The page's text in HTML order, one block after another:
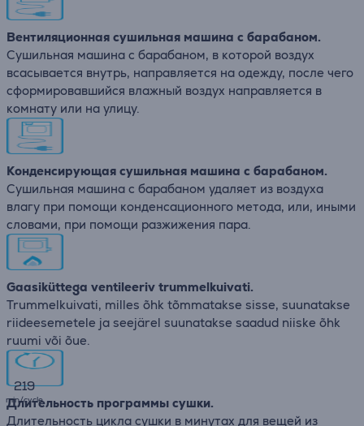
Вентиляционная сушильная машина с барабаном.
Сушильная машина с барабаном, в которой воздух
всасывается внутрь, направляется на одежду, после чего
сформировавшийся влажный воздух направляется в
комнату или на улицу.
Конденсирующая сушильная машина с барабаном.
Сушильная машина с барабаном удаляет из воздуха
влагу при помощи конденсационного метода, или, иными
словами, при помощи разжижения пара.
Gaasiküttega ventileeriv trummelkuivati.
Trummelkuivati, milles õhk tõmmatakse sisse, suunatakse
riideesemetele ja seejärel suunatakse saadud niiske õhk
ruumi või õue.
219
min/cycle
Длительность программы сушки.
Длительность цикла сушки в минутах для вещей из